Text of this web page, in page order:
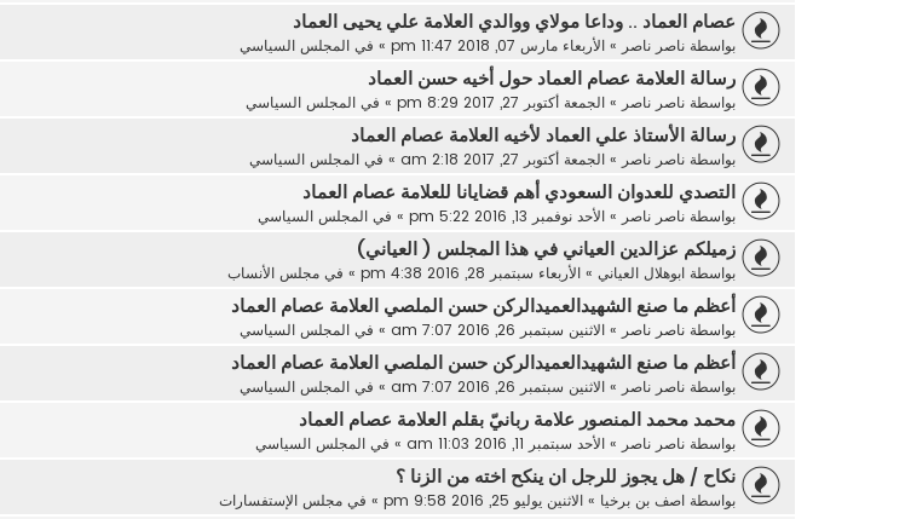
عصام العماد .. وداعا مولاي ووالدي العلامة علي يحيى العماد
بواسطة ناصر ناصر » الأربعاء مارس 07, 2018 11:47 pm » في المجلس السياسي
رسالة العلامة عصام العماد حول أخيه حسن العماد
بواسطة ناصر ناصر » الجمعة أكتوبر 27, 2017 8:29 pm » في المجلس السياسي
رسالة الأستاذ علي العماد لأخيه العلامة عصام العماد
بواسطة ناصر ناصر » الجمعة أكتوبر 27, 2017 2:18 am » في المجلس السياسي
التصدي للعدوان السعودي أهم قضايانا للعلامة عصام العماد
بواسطة ناصر ناصر » الأحد نوفمبر 13, 2016 5:22 pm » في المجلس السياسي
زميلكم عزالدين العياني في هذا المجلس ( العياني)
بواسطة ابوهلال العياني » الأربعاء سبتمبر 28, 2016 4:38 pm » في مجلس الأنساب
أعظم ما صنع الشهيدالعميدالركن حسن الملصي العلامة عصام العماد
بواسطة ناصر ناصر » الاثنين سبتمبر 26, 2016 7:07 am » في المجلس السياسي
أعظم ما صنع الشهيدالعميدالركن حسن الملصي العلامة عصام العماد
بواسطة ناصر ناصر » الاثنين سبتمبر 26, 2016 7:07 am » في المجلس السياسي
محمد محمد المنصور علامة ربانيّ بقلم العلامة عصام العماد
بواسطة ناصر ناصر » الأحد سبتمبر 11, 2016 11:03 am » في المجلس السياسي
نكاح / هل يجوز للرجل ان ينكح اخته من الزنا ؟
بواسطة اصف بن برخيا » الاثنين يوليو 25, 2016 9:58 pm » في مجلس الإستفسارات